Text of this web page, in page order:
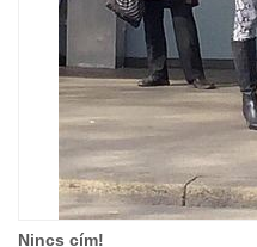
Nincs cím!